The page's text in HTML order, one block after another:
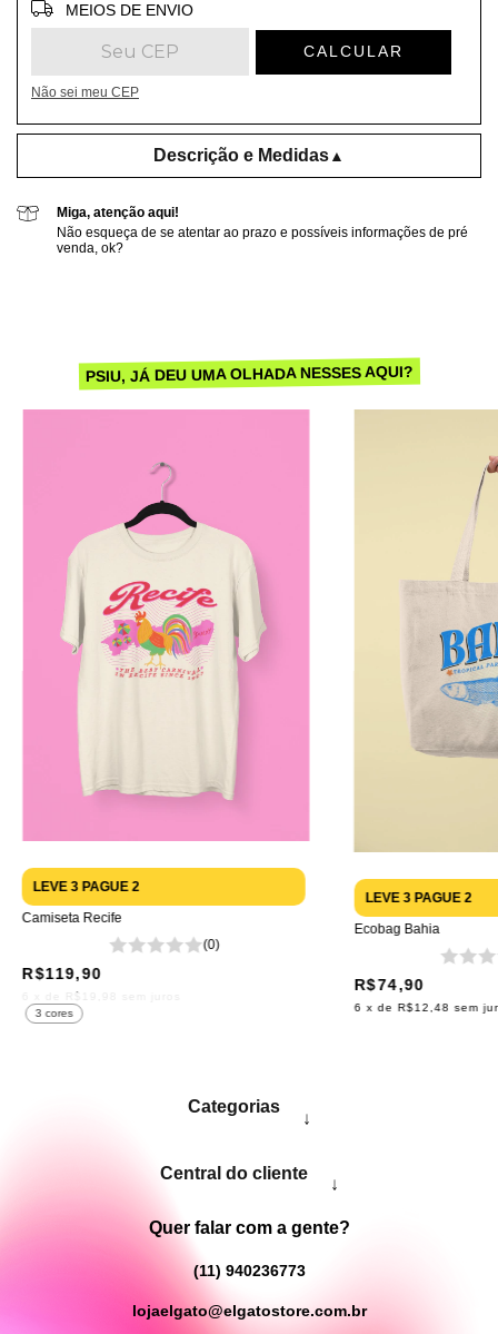
MEIOS DE ENVIO
CALCULAR
Não sei meu CEP
Descrição e Medidas▲
Miga, atenção aqui!
Não esqueça de se atentar ao prazo e possíveis informações de pré
venda, ok?
PSIU, JÁ DEU UMA OLHADA NESSES AQUI?
LEVE 3 PAGUE 2
3 cores
Camiseta Recife
(0)
R$119,90
R$19,98
LEVE 3 PAGUE 2
Ecobag Bahia
R$74,90
6 x de R$12,48 sem
Categorias
↓
Central do cliente
↓
Quer falar com a gente?
(11) 940236773
lojaelgato@elgatostore.com.br